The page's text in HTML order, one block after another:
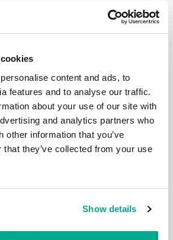
content and ads, to
features and to analyse our traffic.
about your use of our site with
and analytics partners who
other information that you’ve
that they’ve collected from your use
Show details
功，但是在雨中完成的（点击这里阅
不正确的那次区别于-如果去金斯敦
一岸（左岸）。否则右岸的道路很快
桥梁：就是在这里需要去河的对
场我们结束了行程。之后去了那些
不得离开的丰富多彩的公园。所以，
的话，最好在当地的宫殿和公园里散
士河的对岸（回到右岸）留给下次。
： 行程总共为：7公里
再加上刚刚完成的20公里=正好77公
拍了照片，完胜！ 伦敦的其他照片
挤的主建筑。